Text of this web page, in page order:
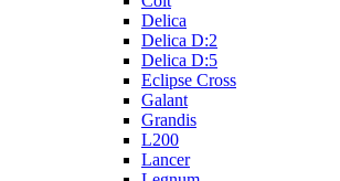
Delica
Delica D:2
Delica D:5
Eclipse Cross
Galant
Grandis
L200
Lancer